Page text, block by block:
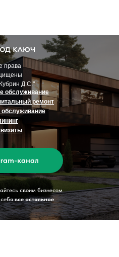
права
Д.С."
обслуживание
ремонт
своим бизнесом
все остальное
канал